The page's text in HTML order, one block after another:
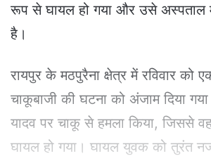
i
रूप से घायल हो गया और उसे अस्पताल में
है।
रायपुर के मठपुरैना क्षेत्र में रविवार को एक
चाकूबाजी की घटना को अंजाम दिया
यादव पर चाकू से हमला किया, जिससे
घायल हो गया। घायल युवक को तुरंत